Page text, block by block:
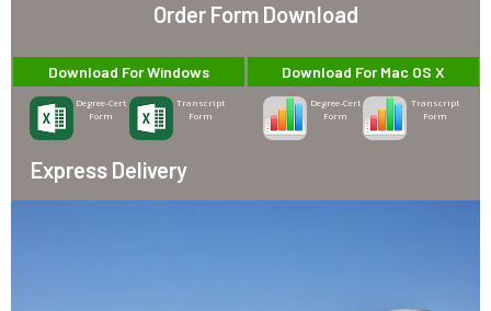
Order Form Download
Download For Windows
Degree-Cert
Form
Transcript
Form
Download For Mac OS X
Degree-Cert
Form
Transcript
Form
Express Delivery